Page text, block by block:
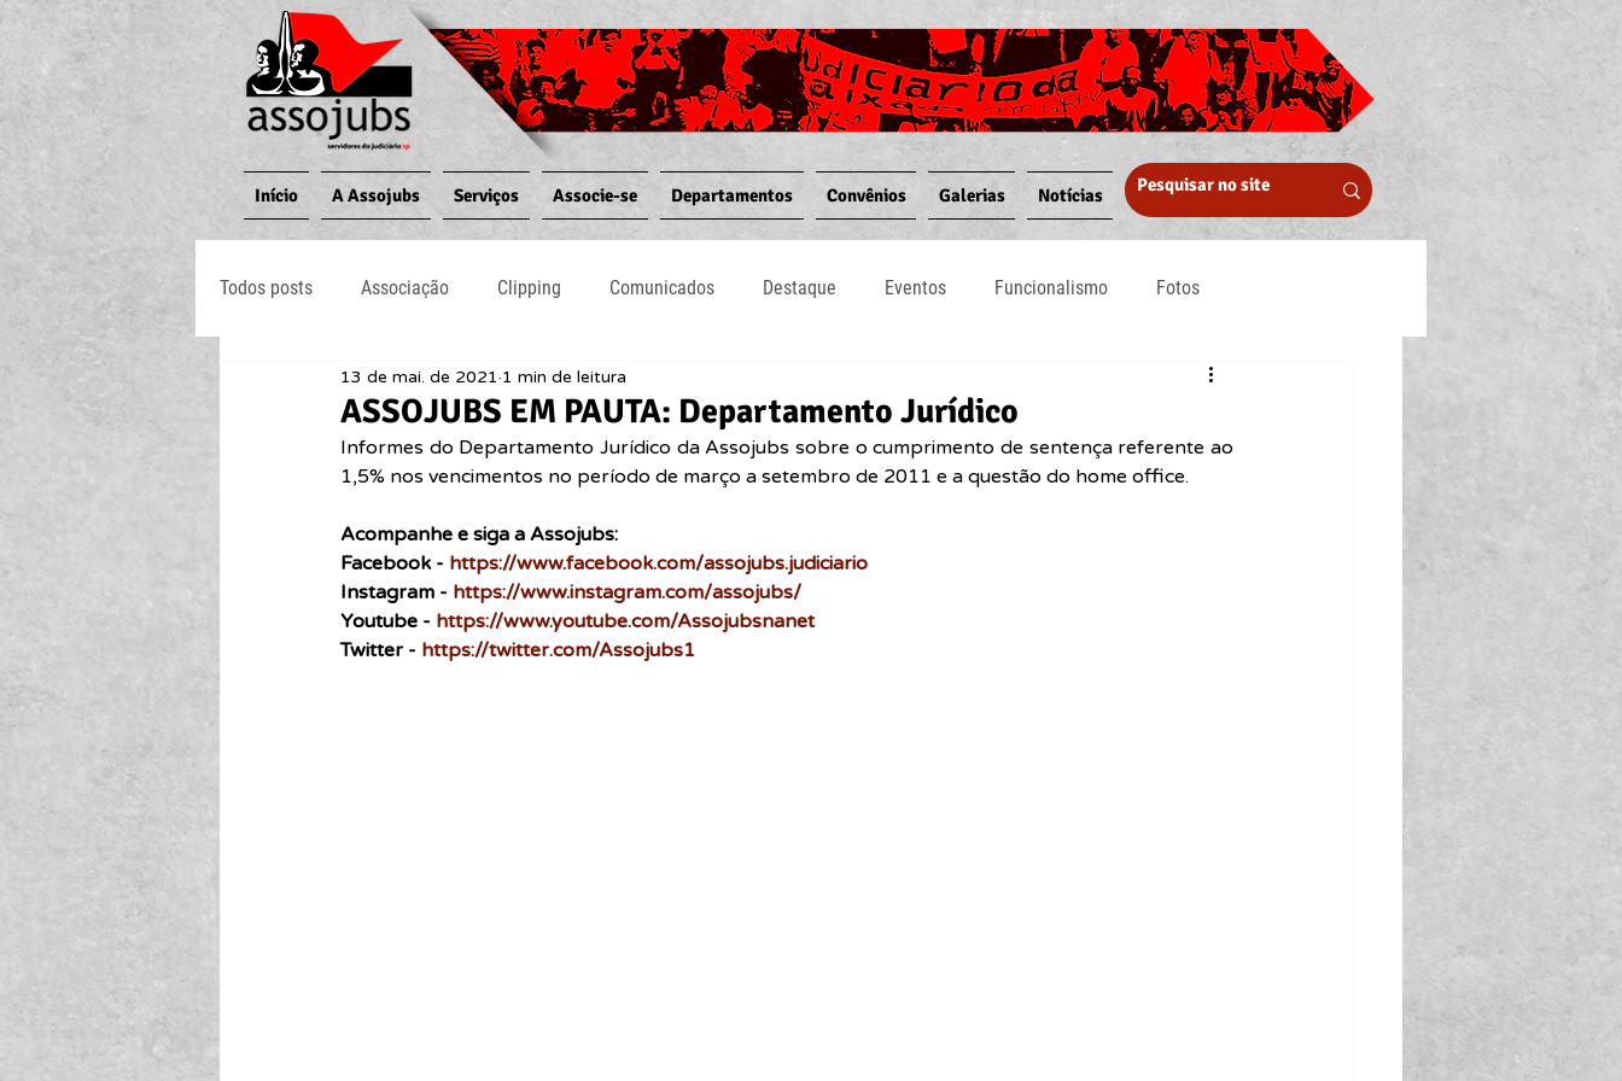
Início A Assojubs Serviços Associe-se Departamentos Convênios Galerias Notícias
Todos posts Associação Clipping Comunicados Destaque Eventos Funcionalismo Fotos
Jornal O Processo Judiciário Notícias
ASSOJUBS EM PAUTA: Departamento Jurídico
13 de mai. de 2021 1 min de leitura
Informes do Departamento Jurídico da Assojubs sobre o cumprimento de sentença referente ao
1,5% nos vencimentos no período de março a setembro de 2011 e a questão do home office.
Acompanhe e siga a Assojubs:
Facebook - https://www.facebook.com/assojubs.judiciario
Instagram - https://www.instagram.com/assojubs/
Youtube - https://www.youtube.com/Assojubsnanet
Twitter - https://twitter.com/Assojubs1